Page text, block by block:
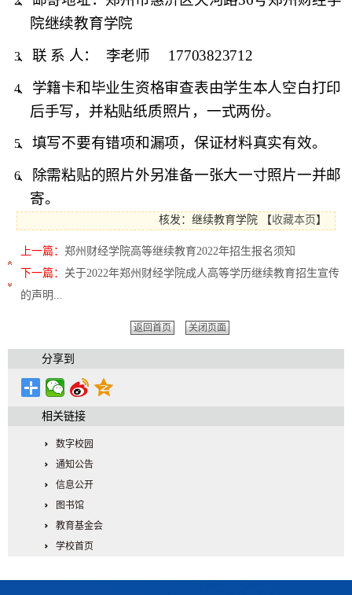
院继续教育学院
3.、联 系 人： 李老师 17703823712
4.、学籍卡和毕业生资格审查表由学生本人空白打印
后手写，并粘贴纸质照片，一式两份。
5.、填写不要有错项和漏项，保证材料真实有效。
6.、除需粘贴的照片外另准备一张大一寸照片一并邮
寄。
核发：继续教育学院 【收藏本页 】
上一篇： 郑州财经学院高等继续教育2022年招生报名须知
下一篇： 关于2022年郑州财经学院成人高等学历继续教育招生宣传
的声明...
返回首页 关闭页面
分享到
相关链接
数字校园
通知公告
信息公开
图书馆
教育基金会
学校首页